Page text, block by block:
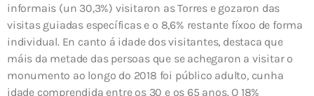
informais (un 30,3%) visitaron as Torres e gozaron das
visitas guiadas específicas e o 8,6% restante fíxoo de forma
individual. En canto á idade dos visitantes, destaca que
máis da metade das persoas que se achegaron a visitar o
monumento ao longo do 2018 foi público adulto, cunha
idade comprendida entre os 30 e os 65 anos. O 18%